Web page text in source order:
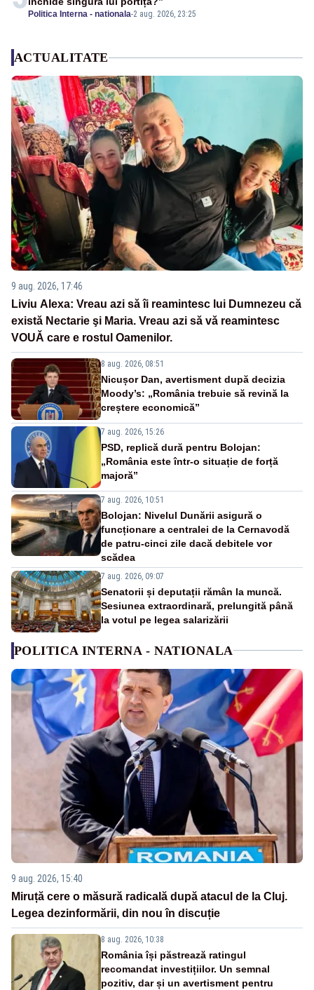
Politica Interna - nationala-2 aug. 2026, 23:25
ACTUALITATE
9 aug. 2026, 17:46
Liviu Alexa: Vreau azi sǎ îi reamintesc lui Dumnezeu cǎ
existǎ Nectarie şi Maria. Vreau azi sǎ vǎ reamintesc
VOUǍ care e rostul Oamenilor.
8 aug. 2026, 08:51
Nicușor Dan, avertisment după decizia
Moody’s: „România trebuie să revină la
creștere economică”
7 aug. 2026, 15:26
PSD, replică dură pentru Bolojan:
„România este într-o situație de forță
majoră”
7 aug. 2026, 10:51
Bolojan: Nivelul Dunării asigură o
funcționare a centralei de la Cernavodă
de patru-cinci zile dacă debitele vor
scădea
7 aug. 2026, 09:07
Senatorii și deputații rămân la muncă.
Sesiunea extraordinară, prelungită până
la votul pe legea salarizării
POLITICA INTERNA - NATIONALA
9 aug. 2026, 15:40
Miruță cere o măsură radicală după atacul de la Cluj.
Legea dezinformării, din nou în discuție
8 aug. 2026, 10:38
România își păstrează ratingul
recomandat investițiilor. Un semnal
pozitiv, dar și un avertisment pentru